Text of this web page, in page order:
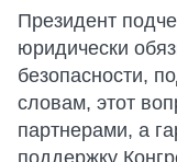
Президент
юридически
безопасности,
словам, этот
партнерами, а